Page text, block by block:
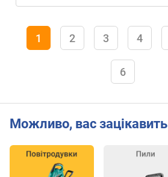
о
)
в
и
а
1 2 3 4
6
Можливо, вас зацікавить